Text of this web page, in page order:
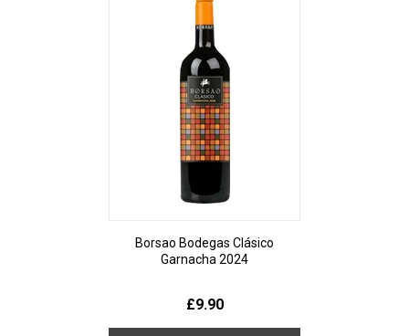
Borsao Bodegas Clásico
Garnacha 2024
£9.90